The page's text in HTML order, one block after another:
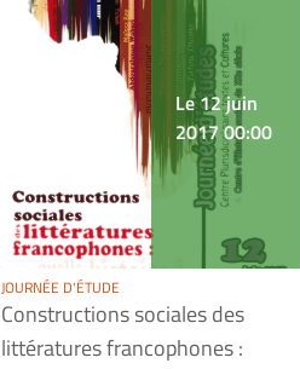
Le 12 juin
2017 00:00
JOURNÉE D'ÉTUDE
Constructions sociales des
littératures francophones :